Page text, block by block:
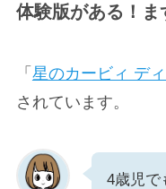
体験版がある！ま
「 星のカービィ デ
されています。
4歳児